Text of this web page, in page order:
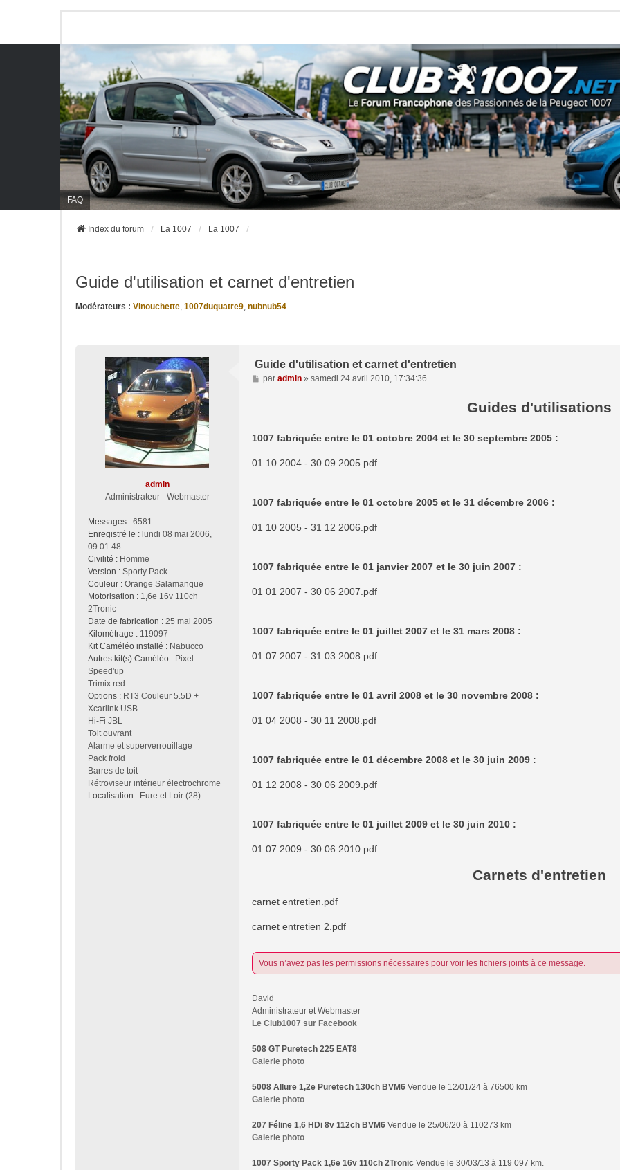
FAQ
Index du forum La 1007 La 1007
Guide d'utilisation et carnet d'entretien
Modérateurs : Vinouchette, 1007duquatre9, nubnub54
admin
Administrateur - Webmaster
Messages : 6581
Enregistré le : lundi 08 mai 2006,
09:01:48
Civilité : Homme
Version : Sporty Pack
Couleur : Orange Salamanque
Motorisation : 1,6e 16v 110ch
2Tronic
Date de fabrication : 25 mai 2005
Kilométrage : 119097
Kit Caméléo installé : Nabucco
Autres kit(s) Caméléo : Pixel
Speed'up
Trimix red
Options : RT3 Couleur 5.5D +
Xcarlink USB
Hi-Fi JBL
Toit ouvrant
Alarme et superverrouillage
Pack froid
Barres de toit
Rétroviseur intérieur électrochrome
Localisation : Eure et Loir (28)
Guide d'utilisation et carnet d'entretien
M
e
g
par admin» samedi 24 avril 2010, 17:34:36
Guides d'utilisations
1007 fabriquée entre le 01 octobre 2004 et le 30 septembre 2005 :
01 10 2004 - 30 09 2005.pdf
1007 fabriquée entre le 01 octobre 2005 et le 31 décembre 2006 :
01 10 2005 - 31 12 2006.pdf
1007 fabriquée entre le 01 janvier 2007 et le 30 juin 2007 :
01 01 2007 - 30 06 2007.pdf
1007 fabriquée entre le 01 juillet 2007 et le 31 mars 2008 :
01 07 2007 - 31 03 2008.pdf
1007 fabriquée entre le 01 avril 2008 et le 30 novembre 2008 :
01 04 2008 - 30 11 2008.pdf
1007 fabriquée entre le 01 décembre 2008 et le 30 juin 2009 :
01 12 2008 - 30 06 2009.pdf
1007 fabriquée entre le 01 juillet 2009 et le 30 juin 2010 :
01 07 2009 - 30 06 2010.pdf
Carnets d'entretien
carnet entretien.pdf
carnet entretien 2.pdf
Vous n’avez pas les permissions nécessaires pour voir les fichiers joints à ce message.
David
Administrateur et Webmaster
Le Club1007 sur Facebook
508 GT Puretech 225 EAT8
Galerie photo
5008 Allure 1,2e Puretech 130ch BVM6 Vendue le 12/01/24 à 76500 km
Galerie photo
207 Féline 1,6 HDi 8v 112ch BVM6 Vendue le 25/06/20 à 110273 km
Galerie photo
1007 Sporty Pack 1,6e 16v 110ch 2Tronic Vendue le 30/03/13 à 119 097 km.